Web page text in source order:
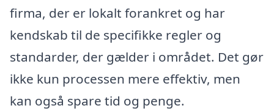
firma, der er lokalt forankret og har
kendskab til de specifikke regler og
standarder, der gælder i området. Det gør
ikke kun processen mere effektiv, men
kan også spare tid og penge.